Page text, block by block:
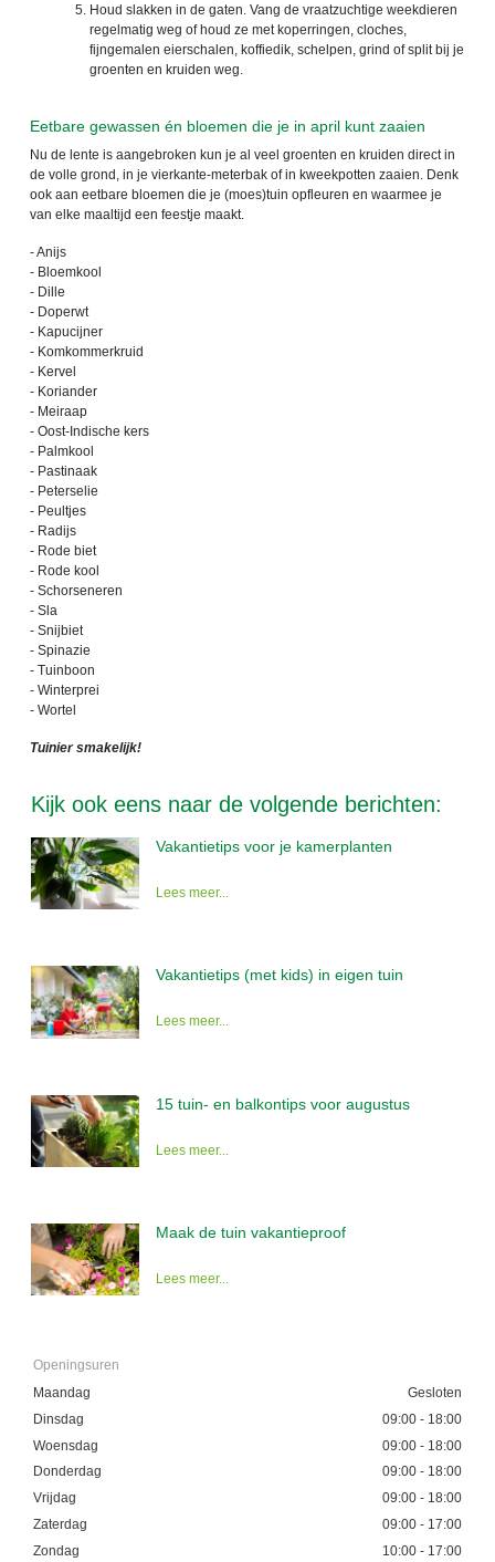
Houd slakken in de gaten. Vang de vraatzuchtige weekdieren
regelmatig weg of houd ze met koperringen, cloches,
fijngemalen eierschalen, koffiedik, schelpen, grind of split bij je
groenten en kruiden weg.
Eetbare gewassen én bloemen die je in april kunt zaaien
Nu de lente is aangebroken kun je al veel groenten en kruiden direct in
de volle grond, in je vierkante-meterbak of in kweekpotten zaaien. Denk
ook aan eetbare bloemen die je (moes)tuin opfleuren en waarmee je
van elke maaltijd een feestje maakt.
- Anijs
- Bloemkool
- Dille
- Doperwt
- Kapucijner
- Komkommerkruid
- Kervel
- Koriander
- Meiraap
- Oost-Indische kers
- Palmkool
- Pastinaak
- Peterselie
- Peultjes
- Radijs
- Rode biet
- Rode kool
- Schorseneren
- Sla
- Snijbiet
- Spinazie
- Tuinboon
- Winterprei
- Wortel
Tuinier smakelijk!
Kijk ook eens naar de volgende berichten:
Vakantietips voor je kamerplanten
Lees meer...
Vakantietips (met kids) in eigen tuin
Lees meer...
15 tuin- en balkontips voor augustus
Lees meer...
Maak de tuin vakantieproof
Lees meer...
Openingsuren
Maandag
Gesloten
Dinsdag
09:00 - 18:00
Woensdag
09:00 - 18:00
Donderdag
09:00 - 18:00
Vrijdag
09:00 - 18:00
Zaterdag
09:00 - 17:00
Zondag
10:00 - 17:00